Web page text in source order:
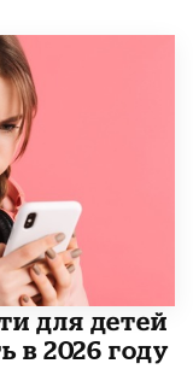
для детей
в 2026 году